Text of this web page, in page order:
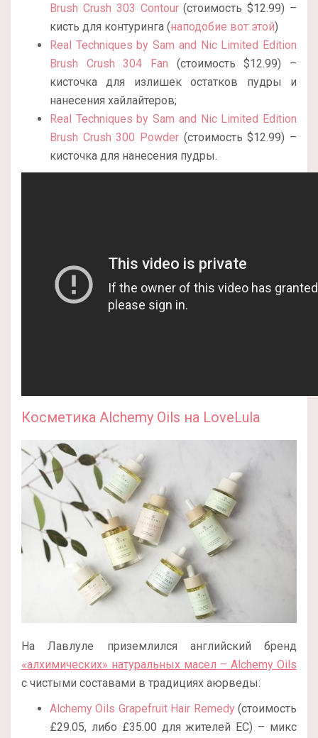
Brush Crush 303 Contour(стоимость $12.99) –
кисть для контуринга (наподобие вот этой)
Real Techniques by Sam and Nic Limited Edition
Brush Crush 304 Fan (стоимость $12.99) –
кисточка для излишек остатков пудры и
нанесения хайлайтеров;
Real Techniques by Sam and Nic Limited Edition
Brush Crush 300 Powder (стоимость $12.99) –
кисточка для нанесения пудры.
Косметика Alchemy Oils на LoveLula
На Лавлуле приземлился английский бренд
«алхимических» натуральных масел – Alchemy Oils
с чистыми составами в традициях аюрведы:
Alchemy Oils Grapefruit Hair Remedy(стоимость
£29.05, либо £35.00 для жителей ЕС) – микс